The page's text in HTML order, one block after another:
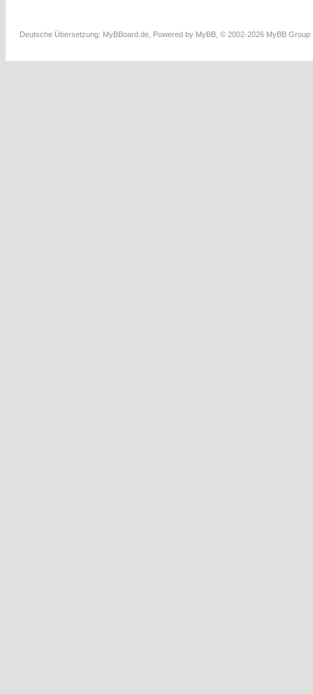
Deutsche Übersetzung: MyBBoard.de , Powered by MyBB , © 2002-2026 MyBB Group